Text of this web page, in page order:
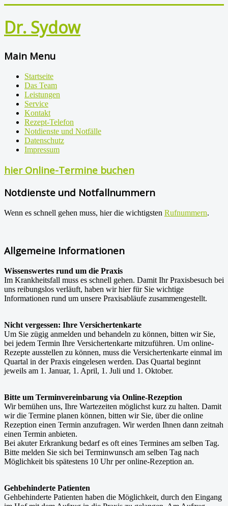
Dr. Sydow
Main Menu
Startseite
Das Team
Leistungen
Service
Kontakt
Rezept-Telefon
Notdienste und Notfälle
Datenschutz
Impressum
hier Online-Termine buchen
Notdienste und Notfallnummern
Wenn es schnell gehen muss, hier die wichtigsten Rufnummern.
Allgemeine Informationen
Wissenswertes rund um die Praxis
Im Krankheitsfall muss es schnell gehen. Damit Ihr Praxisbesuch bei
uns reibungslos verläuft, haben wir hier für Sie wichtige
Informationen rund um unsere Praxisabläufe zusammengestellt.
Nicht vergessen: Ihre Versichertenkarte
Um Sie zügig anmelden und behandeln zu können, bitten wir Sie,
bei jedem Termin Ihre Versichertenkarte mitzuführen. Um online-
Rezepte ausstellen zu können, muss die Versichertenkarte einmal im
Quartal in der Praxis eingelesen werden. Das Quartal beginnt
jeweils am 1. Januar, 1. April, 1. Juli und 1. Oktober.
Bitte um Terminvereinbarung via Online-Rezeption
Wir bemühen uns, Ihre Wartezeiten möglichst kurz zu halten. Damit
wir die Termine planen können, bitten wir Sie, über die online
Rezeption einen Termin anzufragen. Wir werden Ihnen dann zeitnah
einen Termin anbieten.
Bei akuter Erkrankung bedarf es oft eines Termines am selben Tag.
Bitte melden Sie sich bei Terminwunsch am selben Tag nach
Möglichkeit bis spätestens 10 Uhr per online-Rezeption an.
Gehbehinderte Patienten
Gehbehinderte Patienten haben die Möglichkeit, durch den Eingang